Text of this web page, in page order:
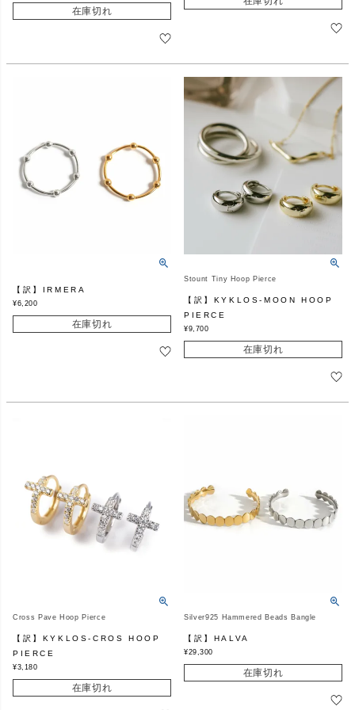
在庫切れ
【訳】IRMERA
¥6,200
在庫切れ
Stount Tiny Hoop Pierce
【訳】KYKLOS-MOON HOOP
PIERCE
¥9,700
在庫切れ
Cross Pave Hoop Pierce
【訳】KYKLOS-CROS HOOP
PIERCE
¥3,180
在庫切れ
Silver925 Hammered Beads Bangle
【訳】HALVA
¥29,300
在庫切れ